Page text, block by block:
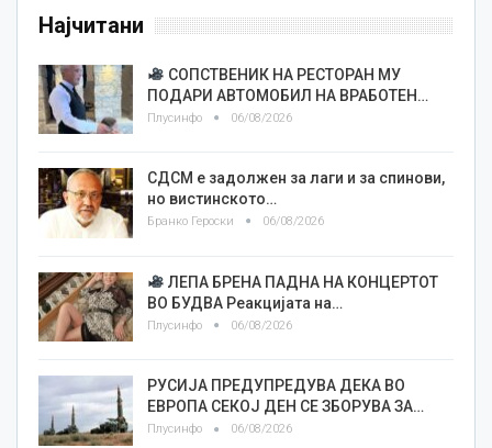
Најчитани
СОПСТВЕНИК НА РЕСТОРАН МУ
ПОДАРИ АВТОМОБИЛ НА ВРАБОТЕН…
Плусинфо 06/08/2026
СДСМ е задолжен за лаги и за спинови,
но вистинското…
Бранко Героски 06/08/2026
ЛЕПА БРЕНА ПАДНА НА КОНЦЕРТОТ
ВО БУДВА Реакцијата на…
Плусинфо 06/08/2026
РУСИЈА ПРЕДУПРЕДУВА ДЕКА ВО
ЕВРОПА СЕКОЈ ДЕН СЕ ЗБОРУВА ЗА…
Плусинфо 06/08/2026